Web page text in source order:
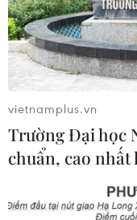
vietnamplus.vn
Trường Đại học
chuẩn, cao nhất